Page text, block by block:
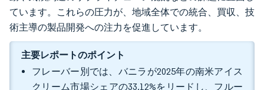
ています。これらの圧力が、地域全体での統合、買収、技
術主導の製品開発への注力を促進しています。
主要レポートのポイント
フレーバー別では、バニラが2025年の南米アイス
クリーム市場シェアの33.12%をリードし、フルー